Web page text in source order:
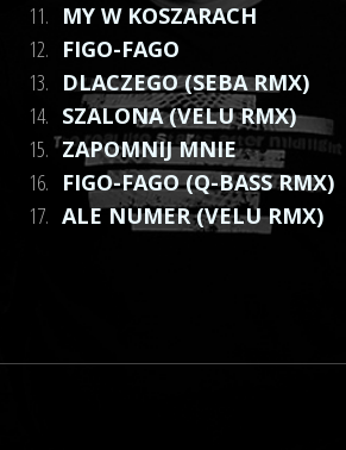
11. MY W KOSZARACH
12. FIGO-FAGO
13. DLACZEGO (SEBA RMX)
14. SZALONA (VELU RMX)
15. ZAPOMNIJ MNIE
16. FIGO-FAGO (Q-BASS RMX)
17. ALE NUMER (VELU RMX)